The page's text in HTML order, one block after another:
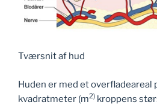
Tværsnit af hud
Huden er med et overfladeareal
kvadratmeter (m2) kroppens